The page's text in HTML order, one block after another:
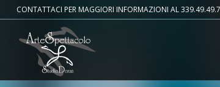
CONTATTACI PER MAGGIORI INFORMAZIONI AL